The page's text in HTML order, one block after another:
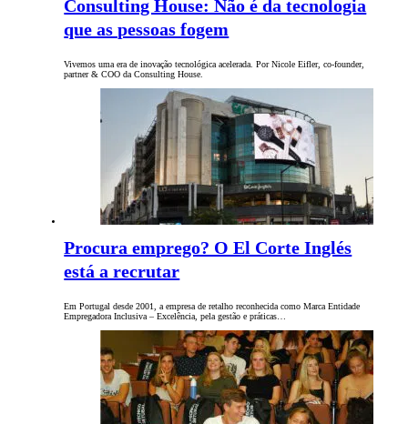
Consulting House: Não é da tecnologia
que as pessoas fogem
Vivemos uma era de inovação tecnológica acelerada. Por Nicole Eifler, co-founder,
partner & COO da Consulting House.
Procura emprego? O El Corte Inglés
está a recrutar
Em Portugal desde 2001, a empresa de retalho reconhecida como Marca Entidade
Empregadora Inclusiva – Excelência, pela gestão e práticas…